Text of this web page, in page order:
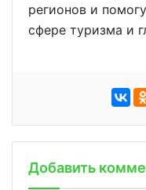
регионов и
сфере туризма и
Добавить